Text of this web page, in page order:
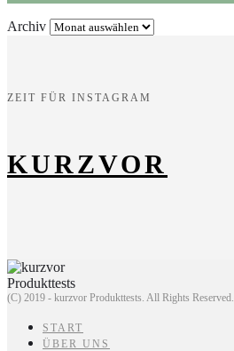
Archiv
ZEIT FÜR INSTAGRAM
KURZVOR
(C) 2019 - kurzvor Produkttests. All Rights Reserved.
START
ÜBER UNS